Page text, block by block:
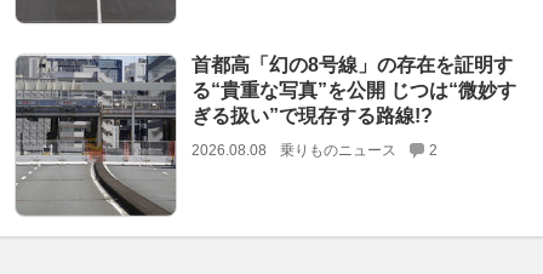
首都高「幻の8号線」の存在を証明す
る“貴重な写真”を公開 じつは“微妙す
ぎる扱い”で現存する路線!?
2026.08.08 乗りものニュース 2